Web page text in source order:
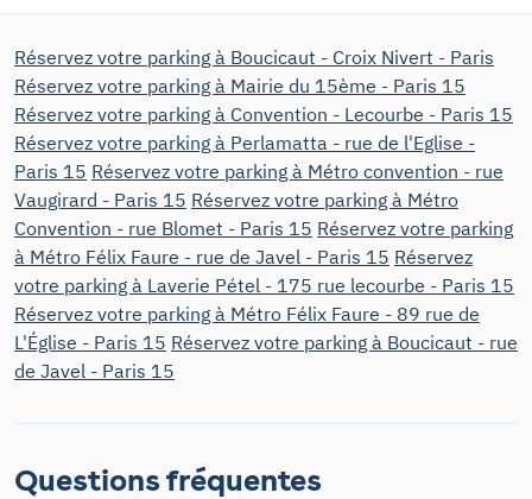
Réservez votre parking à Boucicaut - Croix Nivert - Paris
Réservez votre parking à Mairie du 15ème - Paris 15
Réservez votre parking à Convention - Lecourbe - Paris 15
Réservez votre parking à Perlamatta - rue de l'Eglise -
Paris 15 Réservez votre parking à Métro convention - rue
Vaugirard - Paris 15 Réservez votre parking à Métro
Convention - rue Blomet - Paris 15 Réservez votre parking
à Métro Félix Faure - rue de Javel - Paris 15 Réservez
votre parking à Laverie Pétel - 175 rue lecourbe - Paris 15
Réservez votre parking à Métro Félix Faure - 89 rue de
L'Église - Paris 15 Réservez votre parking à Boucicaut - rue
de Javel - Paris 15
Questions fréquentes